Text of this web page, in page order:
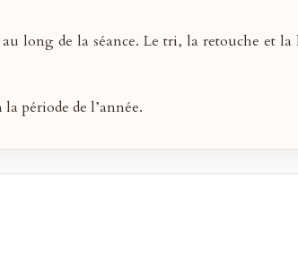
long de la séance. Le tri, la retouche et la
période de l’année.